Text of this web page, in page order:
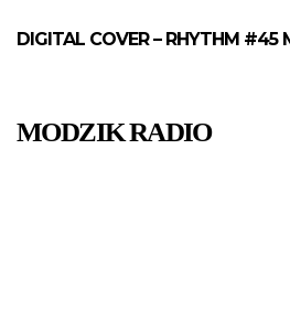
DIGITAL COVER – RHYTHM
MODZIK RADIO